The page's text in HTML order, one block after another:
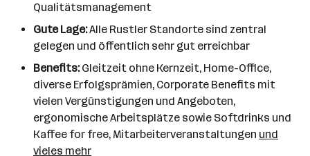
Qualitätsmanagement
Gute Lage:Alle Rustler Standorte sind zentral
gelegen und öffentlich sehr gut erreichbar
Benefits:Gleitzeit ohne Kernzeit, Home-Office,
diverse Erfolgsprämien, Corporate Benefits mit
vielen Vergünstigungen und Angeboten,
ergonomische Arbeitsplätze sowie Softdrinks und
Kaffee for free, Mitarbeiterveranstaltungen und
vieles mehr